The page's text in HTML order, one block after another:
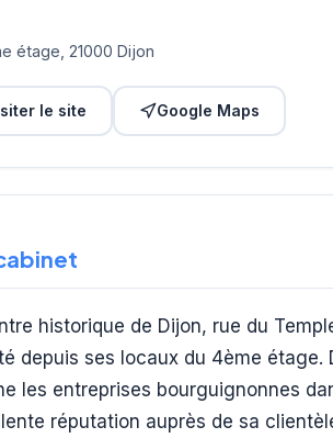
étage, 21000 Dijon
le site Google Maps
historique de Dijon, rue du
depuis ses locaux du 4ème étage.
les entreprises bourguignonnes
réputation auprès de sa